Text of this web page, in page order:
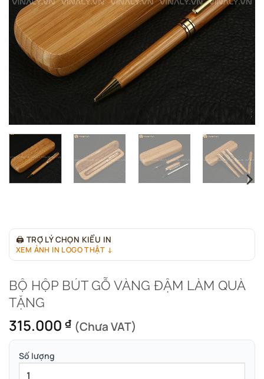
🖨 TRỢ LÝ CHỌN KIỂU IN
XEM ẢNH IN LOGO THẬT ↓
BỘ HỘP BÚT GỖ VÀNG ĐẬM LÀM QUÀ
TẶNG
315.000 ₫ (Chưa VAT)
Số lượng